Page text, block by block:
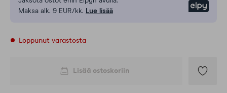
Maksa alk. 9 EUR/kk. Lue lisää
Loppunut varastosta
Lisää ostoskoriin